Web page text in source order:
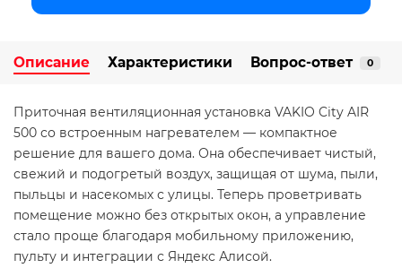
Описание Характеристики Вопрос-ответ 0
Приточная вентиляционная установка VAKIO City AIR
500 со встроенным нагревателем — компактное
решение для вашего дома. Она обеспечивает чистый,
свежий и подогретый воздух, защищая от шума, пыли,
пыльцы и насекомых с улицы. Теперь проветривать
помещение можно без открытых окон, а управление
стало проще благодаря мобильному приложению,
пульту и интеграции с Яндекс Алисой.